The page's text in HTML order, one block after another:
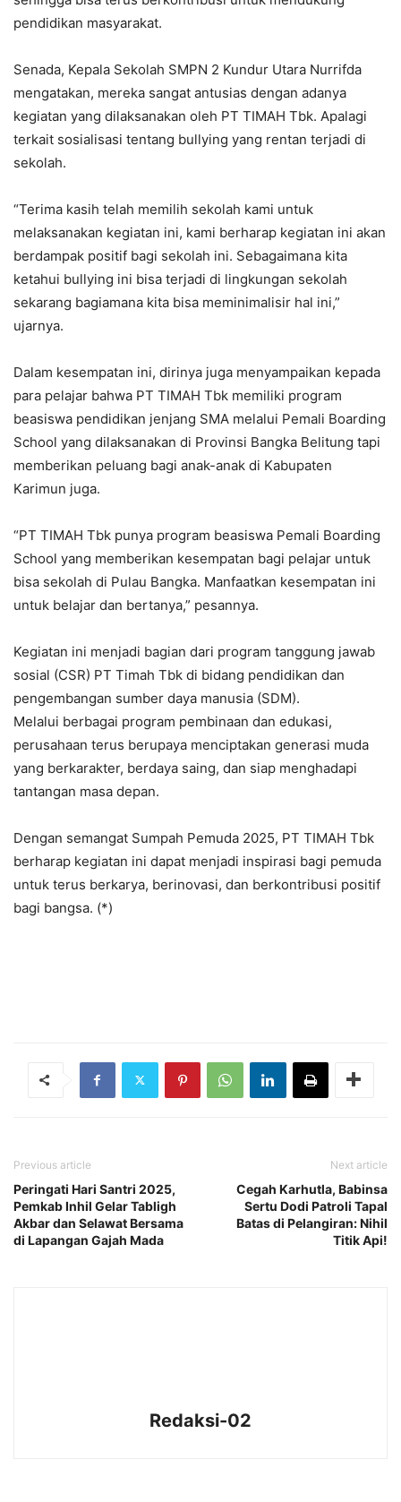
pendidikan masyarakat.
Senada, Kepala Sekolah SMPN 2 Kundur Utara Nurrifda
mengatakan, mereka sangat antusias dengan adanya
kegiatan yang dilaksanakan oleh PT TIMAH Tbk. Apalagi
terkait sosialisasi tentang bullying yang rentan terjadi di
sekolah.
“Terima kasih telah memilih sekolah kami untuk
melaksanakan kegiatan ini, kami berharap kegiatan ini akan
berdampak positif bagi sekolah ini. Sebagaimana kita
ketahui bullying ini bisa terjadi di lingkungan sekolah
sekarang bagiamana kita bisa meminimalisir hal ini,”
ujarnya.
Dalam kesempatan ini, dirinya juga menyampaikan kepada
para pelajar bahwa PT TIMAH Tbk memiliki program
beasiswa pendidikan jenjang SMA melalui Pemali Boarding
School yang dilaksanakan di Provinsi Bangka Belitung tapi
memberikan peluang bagi anak-anak di Kabupaten
Karimun juga.
“PT TIMAH Tbk punya program beasiswa Pemali Boarding
School yang memberikan kesempatan bagi pelajar untuk
bisa sekolah di Pulau Bangka. Manfaatkan kesempatan ini
untuk belajar dan bertanya,” pesannya.
Kegiatan ini menjadi bagian dari program tanggung jawab
sosial (CSR) PT Timah Tbk di bidang pendidikan dan
pengembangan sumber daya manusia (SDM).
Melalui berbagai program pembinaan dan edukasi,
perusahaan terus berupaya menciptakan generasi muda
yang berkarakter, berdaya saing, dan siap menghadapi
tantangan masa depan.
Dengan semangat Sumpah Pemuda 2025, PT TIMAH Tbk
berharap kegiatan ini dapat menjadi inspirasi bagi pemuda
untuk terus berkarya, berinovasi, dan berkontribusi positif
bagi bangsa. (*)
Previous article
Peringati Hari Santri 2025,
Pemkab Inhil Gelar Tabligh
Akbar dan Selawat Bersama
di Lapangan Gajah Mada
Next article
Cegah Karhutla, Babinsa
Sertu Dodi Patroli Tapal
Batas di Pelangiran: Nihil
Titik Api!
Redaksi-02